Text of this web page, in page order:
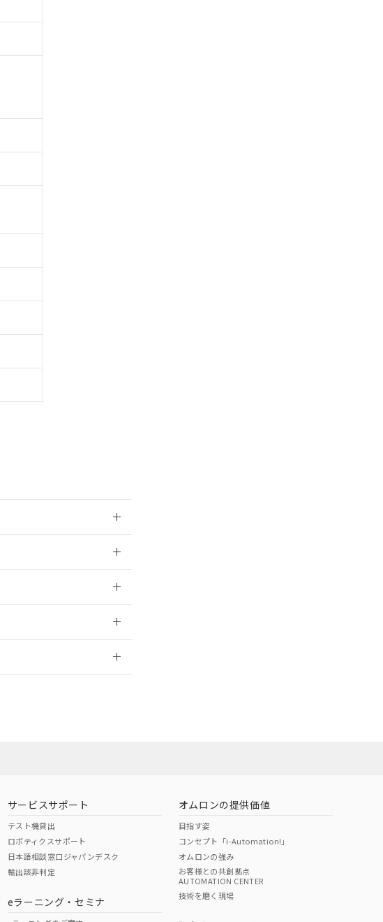
期間は出荷製品に未対応品が
ない限り、2022年1月12日よ
サービスサポート
テスト機貸出
ロボティクスサポート
日本語相談窓口ジャパンデスク
輸出該非判定
eラーニング・セミナ
オムロンの提供価値
目指す姿
コンセプト「i-Automation!」
オムロンの強み
お客様との共創拠点
AUTOMATION CENTER
技術を磨く現場